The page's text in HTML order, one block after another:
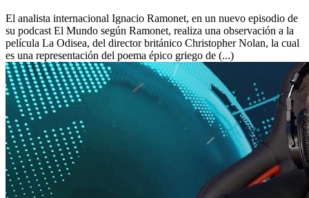
El analista internacional Ignacio Ramonet, en un nuevo episodio de
su podcast El Mundo según Ramonet, realiza una observación a la
película La Odisea, del director británico Christopher Nolan, la cual
es una representación del poema épico griego de (...)